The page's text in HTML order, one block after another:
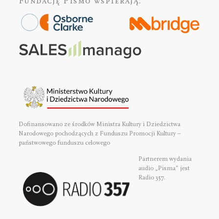
Dofinansowano ze środków Ministra Kultury i Dziedzictwa
Narodowego pochodzących z Funduszu Promocji Kultury –
państwowego funduszu celowego
Partnerem wydania
audio „Pisma” jest
Radio 357.